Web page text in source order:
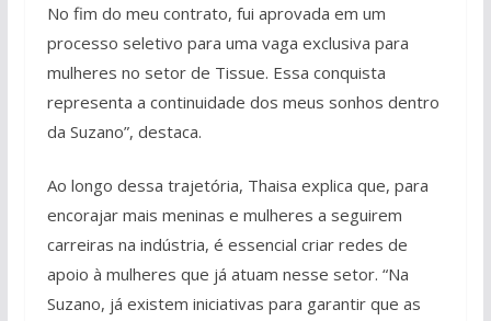
No fim do meu contrato, fui aprovada em um
processo seletivo para uma vaga exclusiva para
mulheres no setor de Tissue. Essa conquista
representa a continuidade dos meus sonhos dentro
da Suzano”, destaca.
Ao longo dessa trajetória, Thaisa explica que, para
encorajar mais meninas e mulheres a seguirem
carreiras na indústria, é essencial criar redes de
apoio à mulheres que já atuam nesse setor. “Na
Suzano, já existem iniciativas para garantir que as